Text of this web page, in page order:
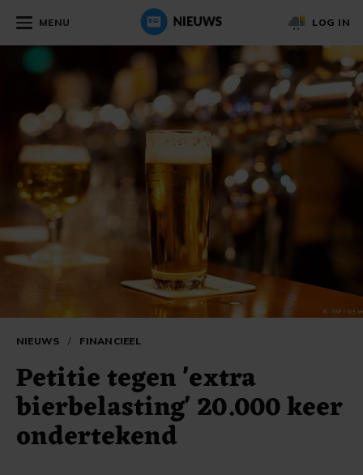
MENU LOG IN
NIEUWS / FINANCIEEL
Petitie tegen 'extra
bierbelasting' 20.000 keer
ondertekend